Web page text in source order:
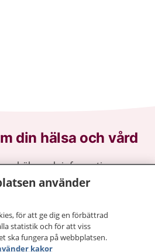
din hälsa och vård
hälsa och information om
du kan kontakta.
journal och göra dina
runt.
vill må bättre.
använder
för att ge dig en förbättrad
statistik och för att viss
ska fungera på webbplatsen.
kakor